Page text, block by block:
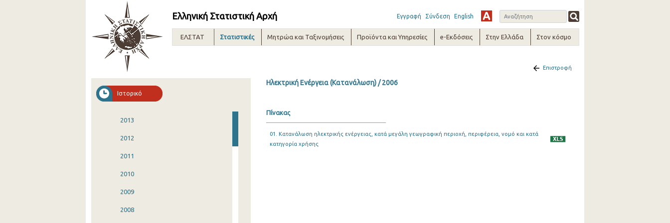
Ελληνική Στατιστική Αρχή Εγγραφή Σύνδεση English
ΕΛΣΤΑΤ Στατιστικές Μητρώα και Ταξινομήσεις Προϊόντα και Υπηρεσίες e-Εκδόσεις Στην Ελλάδα Στον κόσμο
Ιστορικό
2013
2012
2011
2010
2009
2008
Επιστροφή
Ηλεκτρική Ενέργεια (Κατανάλωση) / 2006
Πίνακας
01. Κατανάλωση ηλεκτρικής ενέργειας, κατά μεγάλη γεωγραφική περιοχή, περιφέρεια, νομό και κατά
κατηγορία χρήσης